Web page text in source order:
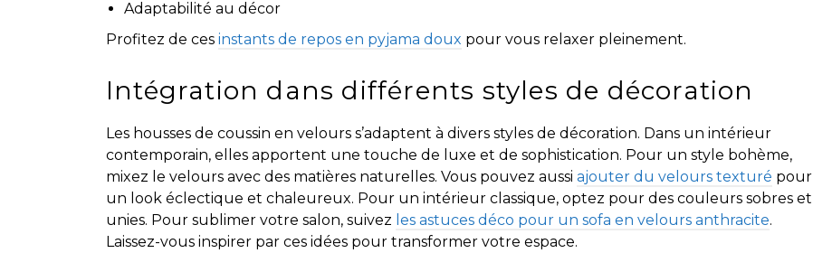
Adaptabilité au décor
Profitez de ces instants de repos en pyjama doux pour vous relaxer pleinement.
Intégration dans différents styles de décoration
Les housses de coussin en velours s’adaptent à divers styles de décoration. Dans un intérieur
contemporain, elles apportent une touche de luxe et de sophistication. Pour un style bohème,
mixez le velours avec des matières naturelles. Vous pouvez aussi ajouter du velours texturé pour
un look éclectique et chaleureux. Pour un intérieur classique, optez pour des couleurs sobres et
unies. Pour sublimer votre salon, suivez les astuces déco pour un sofa en velours anthracite.
Laissez-vous inspirer par ces idées pour transformer votre espace.